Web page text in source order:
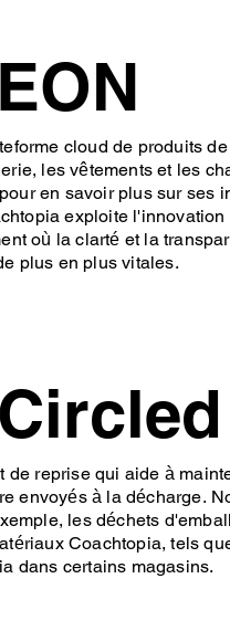
EON
cloud de produits
les vêtements et les
en savoir plus sur ses
exploite
où la clarté et la
plus en plus vitales.
reprise qui aide à
envoyés à la décharge.
les déchets
Coachtopia, tels
dans certains magasins.